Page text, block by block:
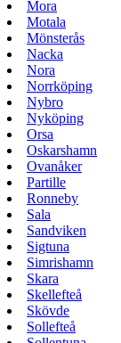
Mora
Motala
Mönsterås
Nacka
Nora
Norrköping
Nybro
Nyköping
Orsa
Oskarshamn
Ovanåker
Partille
Ronneby
Sala
Sandviken
Sigtuna
Simrishamn
Skara
Skellefteå
Skövde
Sollefteå